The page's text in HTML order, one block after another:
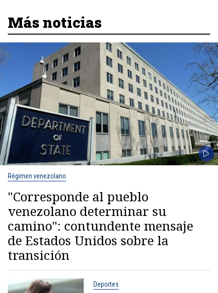
Más noticias
Régimen venezolano
"Corresponde al pueblo
venezolano determinar su
camino": contundente mensaje
de Estados Unidos sobre la
transición
Deportes